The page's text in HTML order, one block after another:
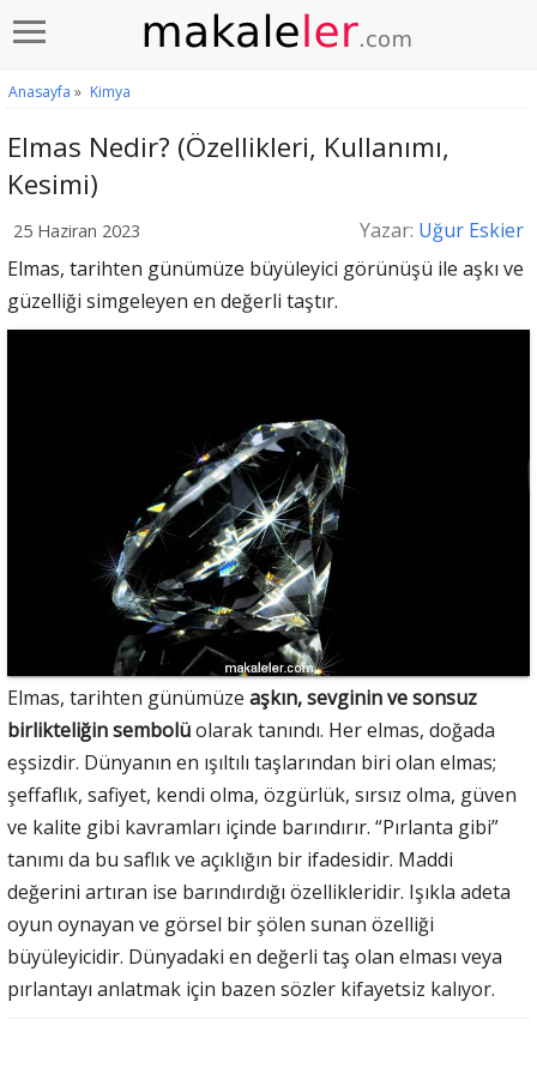
Anasayfa » Kimya
Elmas Nedir? (Özellikleri, Kullanımı,
Kesimi)
25 Haziran 2023 Yazar: Uğur Eskier
Elmas, tarihten günümüze büyüleyici görünüşü ile aşkı ve
güzelliği simgeleyen en değerli taştır.
Elmas, tarihten günümüze aşkın, sevginin ve sonsuz
birlikteliğin sembolüolarak tanındı. Her elmas, doğada
eşsizdir. Dünyanın en ışıltılı taşlarından biri olan elmas;
şeffaflık, safiyet, kendi olma, özgürlük, sırsız olma, güven
ve kalite gibi kavramları içinde barındırır. “Pırlanta gibi”
tanımı da bu saflık ve açıklığın bir ifadesidir. Maddi
değerini artıran ise barındırdığı özellikleridir. Işıkla adeta
oyun oynayan ve görsel bir şölen sunan özelliği
büyüleyicidir. Dünyadaki en değerli taş olan elması veya
pırlantayı anlatmak için bazen sözler kifayetsiz kalıyor.